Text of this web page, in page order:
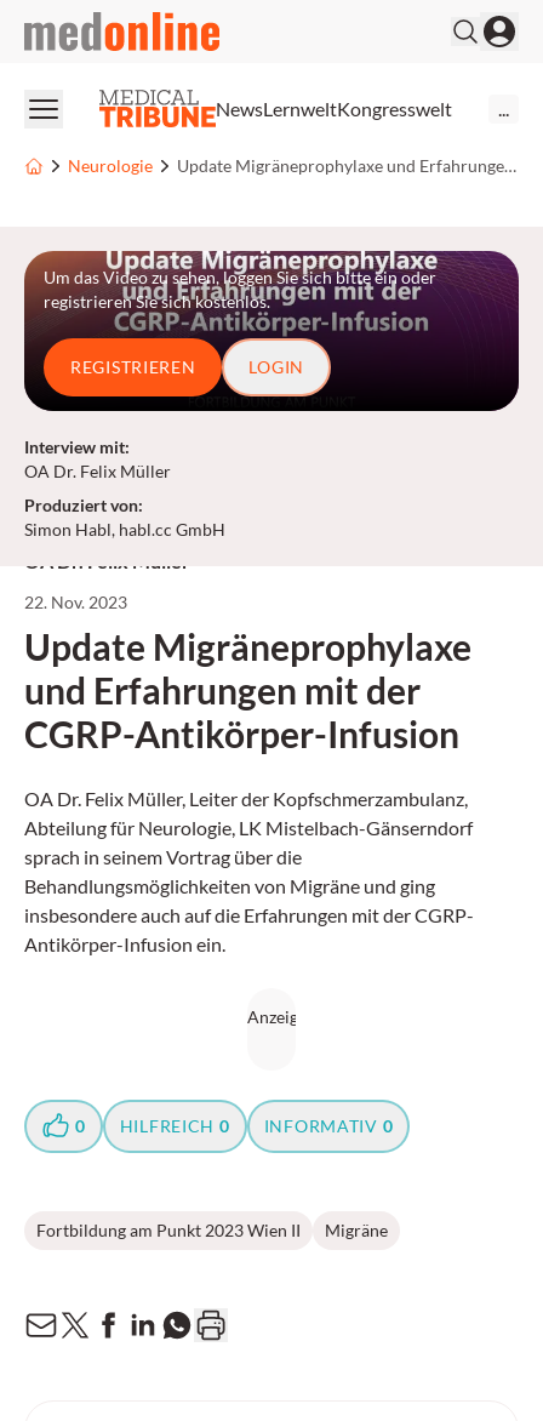
medonline
NewsLernweltKongresswelt
Neurologie Update Migräneprophylaxe und Erfahrungen mit der CGRP-Antikörper-Infusion
Um das Video zu sehen, loggen Sie sich bitte ein oder
registrieren Sie sich kostenlos.
REGISTRIEREN LOGIN
Interview mit:
OA Dr. Felix Müller
Produziert von:
Simon Habl, habl.cc GmbH
OA Dr. Felix Müller
22. Nov. 2023
Update Migräneprophylaxe
und Erfahrungen mit der
CGRP-Antikörper-Infusion
OA Dr. Felix Müller, Leiter der Kopfschmerzambulanz,
Abteilung für Neurologie, LK Mistelbach-Gänserndorf
sprach in seinem Vortrag über die
Behandlungsmöglichkeiten von Migräne und ging
insbesondere auch auf die Erfahrungen mit der CGRP-
Antikörper-Infusion ein.
0 HILFREICH 0 INFORMATIV 0
Fortbildung am Punkt 2023 Wien II Migräne